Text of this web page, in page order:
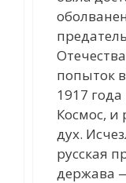
попыток
1917
Космос, и
дух.
русская
держава